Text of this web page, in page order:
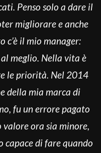
Penso solo a dare il
migliorare e anche
c’è il mio manager:
meglio. Nella vita è
le priorità. Nel 2014
della mia marca di
fu un errore pagato
valore ora sia minore,
capace di fare quando